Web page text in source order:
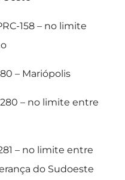
158 – no limite
– Mariópolis
– no limite entre
– no limite entre
do Sudoeste